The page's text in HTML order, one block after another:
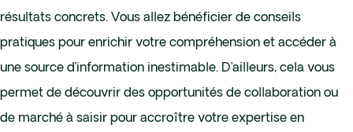
résultats concrets. Vous allez bénéficier de conseils
pratiques pour enrichir votre compréhension et accéder à
une source d’information inestimable. D’ailleurs, cela vous
permet de découvrir des opportunités de collaboration ou
de marché à saisir pour accroître votre expertise en